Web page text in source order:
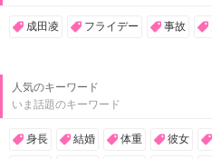
成田凌 フライデー 事故
人気のキーワード
いま話題のキーワード
身長 結婚 体重 彼女